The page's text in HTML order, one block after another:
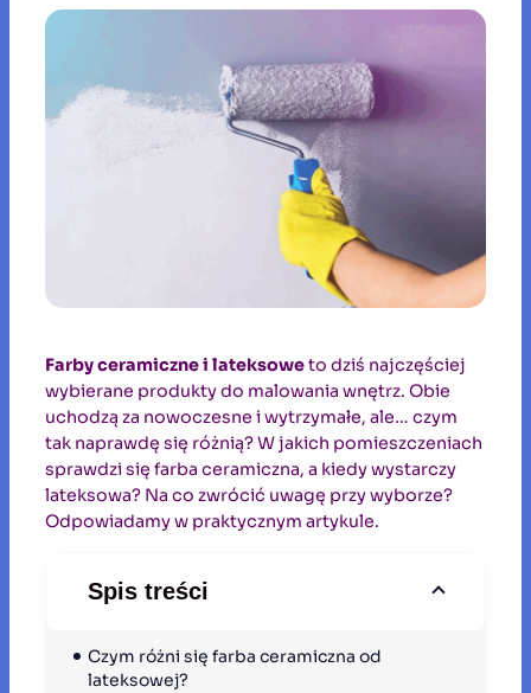
Farby ceramiczne i lateksoweto dziś najczęściej
wybierane produkty do malowania wnętrz. Obie
uchodzą za nowoczesne i wytrzymałe, ale… czym
tak naprawdę się różnią? W jakich pomieszczeniach
sprawdzi się farba ceramiczna, a kiedy wystarczy
lateksowa? Na co zwrócić uwagę przy wyborze?
Odpowiadamy w praktycznym artykule.
Spis treści
Czym różni się farba ceramiczna od
lateksowej?